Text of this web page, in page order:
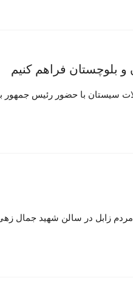
بلوچستان فراهم کنیم
سیستان با حضور رئیس جمهور
زابل در سالن شهید جمال